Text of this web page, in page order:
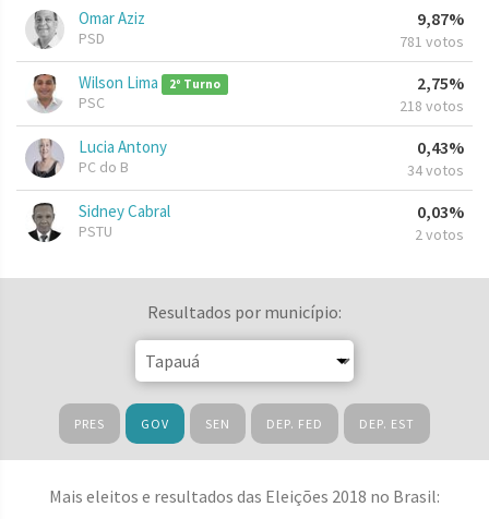
Omar Aziz
PSD
9,87%
781 votos
Wilson Lima 2º Turno
PSC
2,75%
218 votos
Lucia Antony
PC do B
0,43%
34 votos
Sidney Cabral
PSTU
0,03%
2 votos
Resultados por município:
PRES GOV SEN DEP. FED DEP. EST
Mais eleitos e resultados das Eleições 2018 no Brasil: